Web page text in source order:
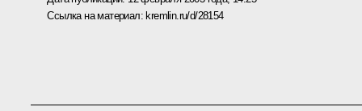
Ссылка на материал:kremlin.ru/d/28154